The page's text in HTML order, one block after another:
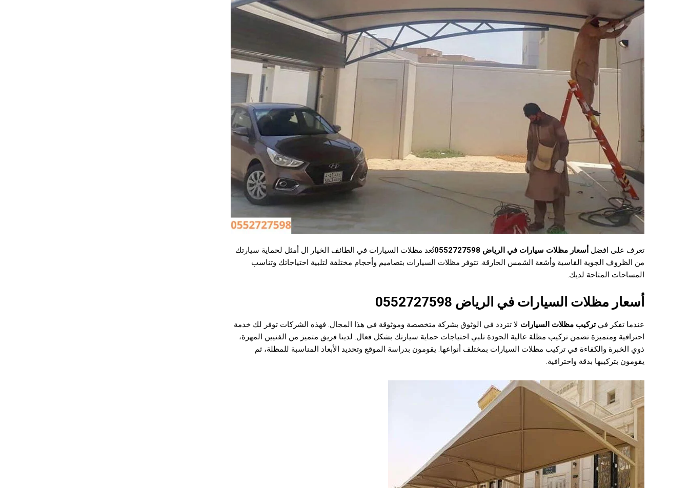
تعرف على افضل أسعار مظلات سيارات في الرياض 0552727598تُعد مظلات السيارات في الطائف الخيار ال أمثل لحماية سيارتك
من الظروف الجوية القاسية وأشعة الشمس الحارقة. تتوفر مظلات السيارات بتصاميم وأحجام مختلفة لتلبية احتياجاتك وتناسب
المساحات المتاحة لديك.
أسعار مظلات السيارات في الرياض 0552727598
عندما تفكر فيتركيب مظلات السيارات لا تتردد في الوثوق بشركة متخصصة وموثوقة في هذا المجال. فهذه الشركات توفر لك خدمة
احترافية ومتميزة تضمن تركيب مظلة عالية الجودة تلبي احتياجات حماية سيارتك بشكل فعال. لدينا فريق متميز من الفنيين المهرة،
ذوي الخبرة والكفاءة في تركيب مظلات السيارات بمختلف أنواعها. يقومون بدراسة الموقع وتحديد الأبعاد المناسبة للمظلة، ثم
يقومون بتركيبها بدقة واحترافية.